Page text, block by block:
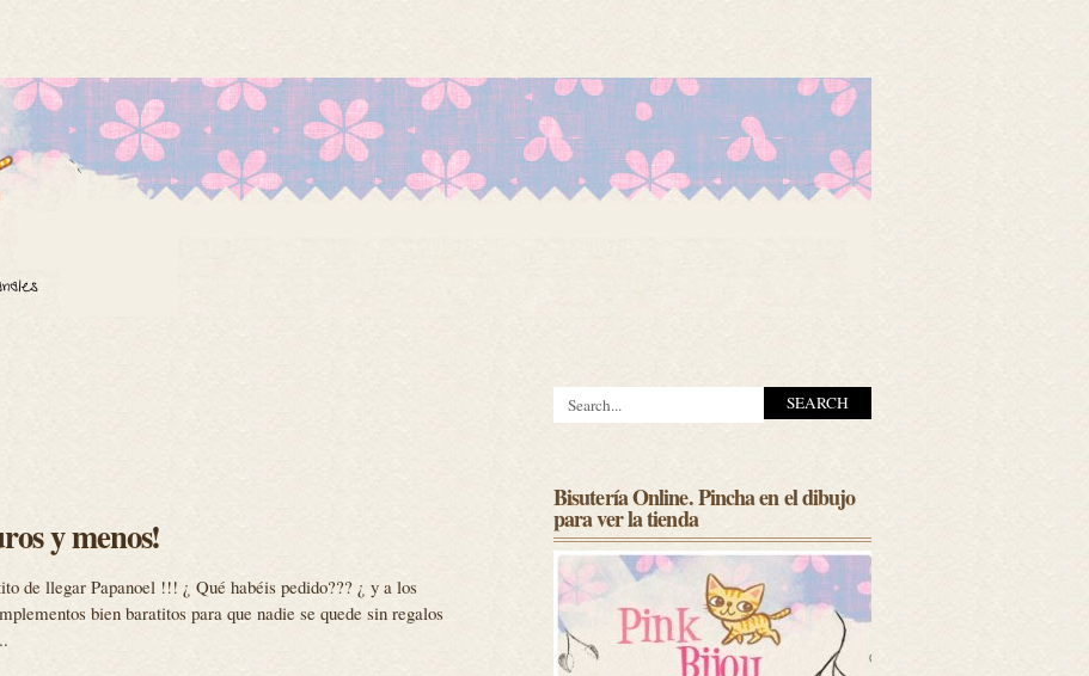
y menos!
de llegar Papanoel !!! ¿ Qué habéis pedido??? ¿ y a los
bien baratitos para que nadie se quede sin regalos
Bisutería Online. Pincha en el dibujo
para ver la tienda